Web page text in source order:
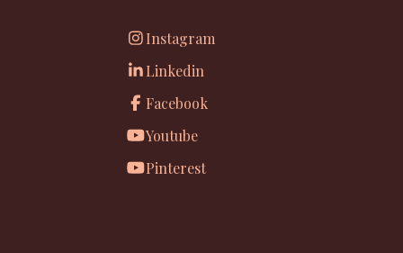
Instagram
Linkedin
Facebook
Youtube
Pinterest